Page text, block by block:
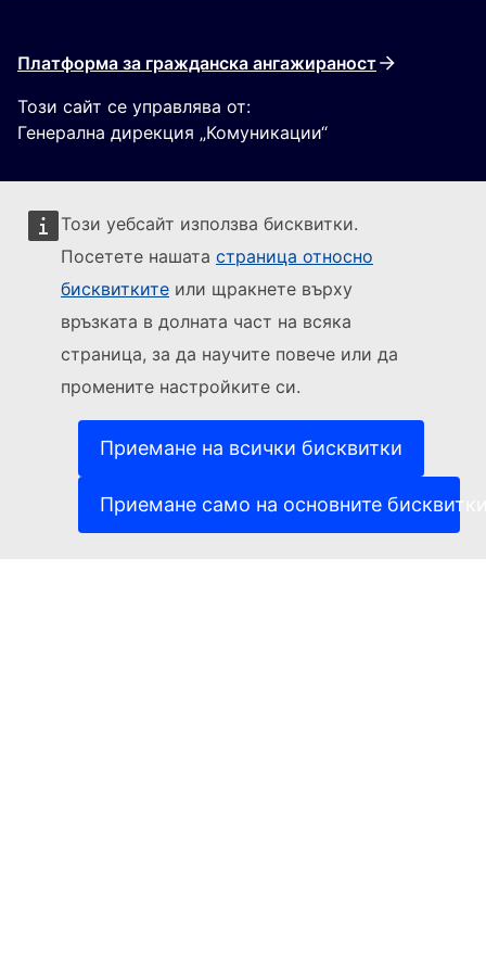
Този уебсайт използва бисквитки.
Посетете нашата страница относно
бисквитките или щракнете върху
връзката в долната част на всяка
страница, за да научите повече или да
промените настройките си.
Приемане на всички бисквитки
Приемане само на основните
Платформа за гражданска ангажираност
Този сайт се управлява от:
Генерална дирекция „Комуникации“
Sledujte Evropskou komisi
За контакти(Външна връзка)
Докладване на ИТ уязвимост (Външна връзка)
Езици на нашите уебсайтове(Външна връзка)
Бисквитки(Външна връзка)
Политика за поверителност
Правна информация
Достъпност